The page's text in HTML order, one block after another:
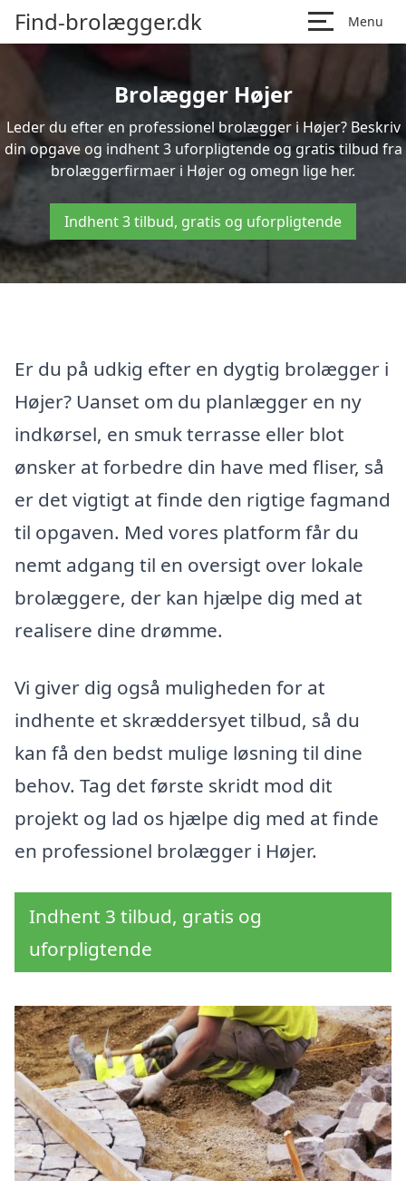
Find-brolægger.dk Menu
Brolægger Højer
Leder du efter en professionel brolægger i Højer? Beskriv
din opgave og indhent 3 uforpligtende og gratis tilbud fra
brolæggerfirmaer i Højer og omegn lige her.
Indhent 3 tilbud, gratis og uforpligtende
Er du på udkig efter en dygtig brolægger i
Højer? Uanset om du planlægger en ny
indkørsel, en smuk terrasse eller blot
ønsker at forbedre din have med fliser, så
er det vigtigt at finde den rigtige fagmand
til opgaven. Med vores platform får du
nemt adgang til en oversigt over lokale
brolæggere, der kan hjælpe dig med at
realisere dine drømme.
Vi giver dig også muligheden for at
indhente et skræddersyet tilbud, så du
kan få den bedst mulige løsning til dine
behov. Tag det første skridt mod dit
projekt og lad os hjælpe dig med at finde
en professionel brolægger i Højer.
Indhent 3 tilbud, gratis og
uforpligtende